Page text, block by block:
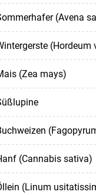
(Avena
(Hordeum
(Zea mays)
(Cannabis sativa)
(Linum